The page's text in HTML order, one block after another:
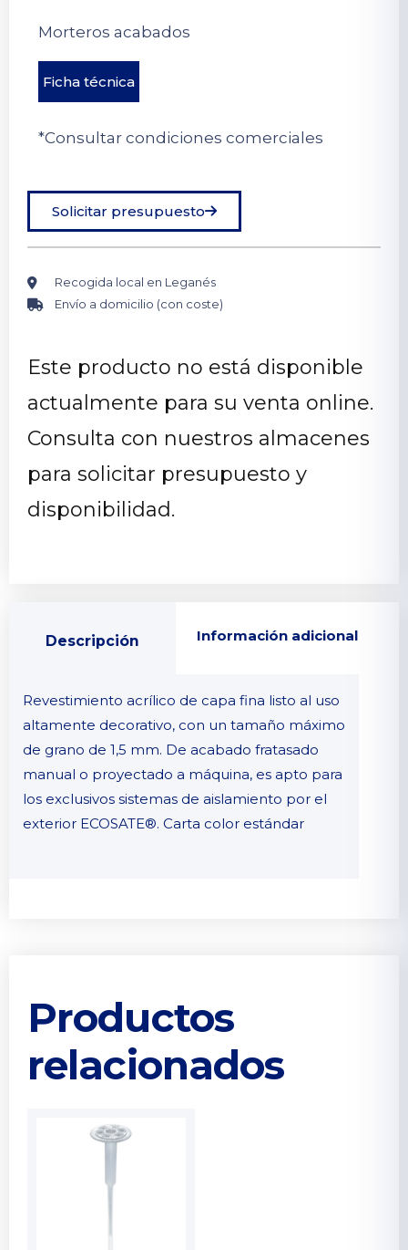
Morteros acabados
Ficha técnica
*Consultar condiciones comerciales
Solicitar presupuesto
Recogida local en Leganés
Envío a domicilio (con coste)
Este producto no está disponible
actualmente para su venta online.
Consulta con nuestros almacenes
para solicitar presupuesto y
disponibilidad.
Descripción Información adicional
Revestimiento acrílico de capa fina listo al uso
altamente decorativo, con un tamaño máximo
de grano de 1,5 mm. De acabado fratasado
manual o proyectado a máquina, es apto para
los exclusivos sistemas de aislamiento por el
exterior ECOSATE®. Carta color estándar
Productos
relacionados